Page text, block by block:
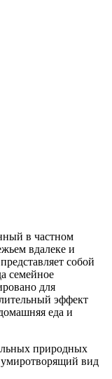
в частном
вдалеке и
собой
семейное
для
эффект
еда и
природных
умиротворящий вид